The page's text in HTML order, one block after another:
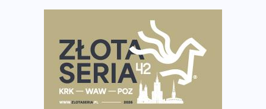
Rozbiegany Olsztyn szykuje się na weekend z
półmaratonem
Już w tę sobotę 35. Bieg Powstania Warszawskiego.
Wystartuje rekordowa liczba uczestników
35. Bieg Powstania Warszawskiego – praktyczny